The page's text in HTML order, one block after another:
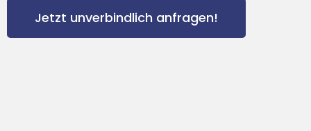
Jetzt unverbindlich anfragen!